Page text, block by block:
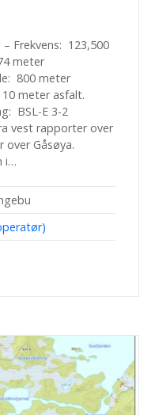
Frekvens: 123,500
meter
800 meter
meter asfalt.
BSL-E 3-2
vest rapporter over
Gåsøya.
i…